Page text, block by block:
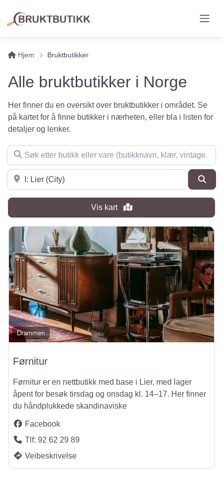
Hjem Bruktbutikker
Alle bruktbutikker i Norge
Her finner du en oversikt over bruktbutikker i området. Se
på kartet for å finne butikker i nærheten, eller bla i listen for
detaljer og lenker.
Søk etter butikk eller vare (butikknavn, klær, vintage, møbler
Søk i nærheten
Vis kart
Drammen
Førnitur
Førnitur er en nettbutikk med base i Lier, med lager
åpent for besøk tirsdag og onsdag kl. 14–17. Her finner
du håndplukkede skandinaviske
Facebook
Tlf: 92 62 29 89
Veibeskrivelse